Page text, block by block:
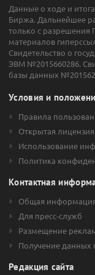
Данные о ходе и
Биржа. Дальнейшее
только с
материалов
Свидетельство о
ЭВМ №2015660286.
базы данных
Условия и
Правила
Открытая лицензия
Использование
Политика
Контактная
Общая
Для пресс-служб
Размещение
Получение данных
Редакция сайта